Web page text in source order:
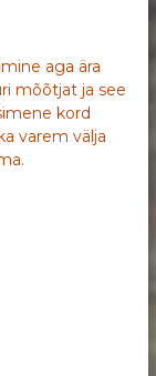
aga ära
mõõtjat ja see
kord
varem välja